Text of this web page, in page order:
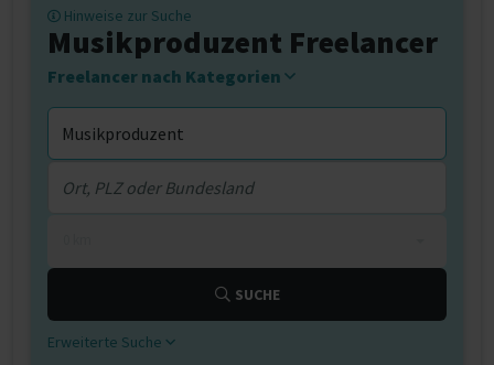
Hinweise zur Suche
Musikproduzent Freelancer
Freelancer nach Kategorien
SUCHE
Erweiterte Suche